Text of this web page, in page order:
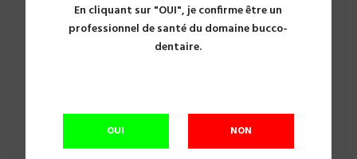
En cliquant sur "OUI", je confirme être un
professionnel de santé du domaine bucco-
dentaire.
OUI NON